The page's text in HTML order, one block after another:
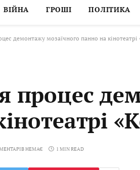
ВІЙНА ГРОШІ ПОЛІТИКА
демонтажу мозаїчного панно на кінотеатрі
процес
НЕМАЄ 1 MIN READ